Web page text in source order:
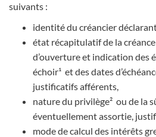
suivants :
identité du créancier
état récapitulatif de la
d’ouverture et indication des
échoir¹ et des dates
justificatifs afférents,
nature du privilège² ou de la
éventuellement assortie,
mode de calcul des intérêts